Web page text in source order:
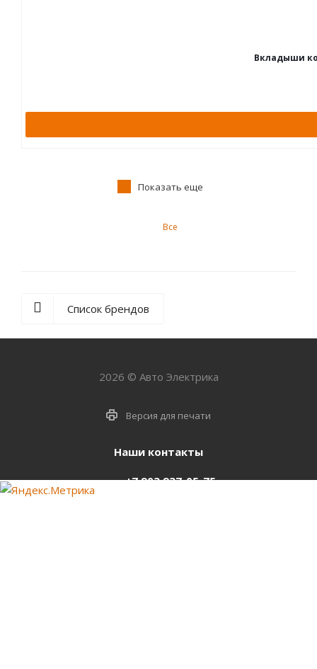
Вкладыши
Показать еще
Все
Список брендов
2026 © Авто Электрика
Версия для печати
Наши контакты
+7 903 937-05-75